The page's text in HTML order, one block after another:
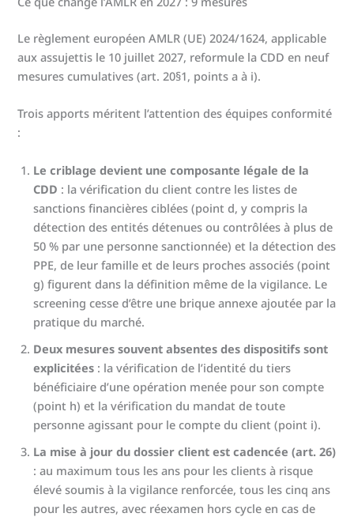
Le règlement européen AMLR (UE) 2024/1624, applicable
aux assujettis le 10 juillet 2027, reformule la CDD en neuf
mesures cumulatives (art. 20§1, points a à i).
Trois apports méritent l’attention des équipes conformité
:
Le criblage devient une composante légale de la
CDD : la vérification du client contre les listes de
sanctions financières ciblées (point d, y compris la
détection des entités détenues ou contrôlées à plus de
50 % par une personne sanctionnée) et la détection des
PPE, de leur famille et de leurs proches associés (point
g) figurent dans la définition même de la vigilance. Le
screening cesse d’être une brique annexe ajoutée par la
pratique du marché.
Deux mesures souvent absentes des dispositifs sont
explicitées : la vérification de l’identité du tiers
bénéficiaire d’une opération menée pour son compte
(point h) et la vérification du mandat de toute
personne agissant pour le compte du client (point i).
La mise à jour du dossier client est cadencée (art. 26)
: au maximum tous les ans pour les clients à risque
élevé soumis à la vigilance renforcée, tous les cinq ans
pour les autres, avec réexamen hors cycle en cas de